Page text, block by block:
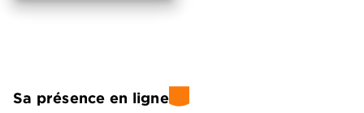
Sa présence en ligne